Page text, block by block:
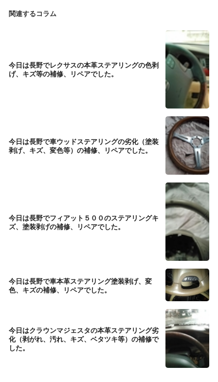
関連するコラム
今日は長野でレクサスの本革ステアリングの色剥
げ、キズ等の補修、リペアでした。
今日は長野で車ウッドステアリングの劣化（塗装
剥げ、キズ、変色等）の補修、リペアでした。
今日は長野でフィアット５００のステアリングキ
ズ、塗装剥げの補修、リペアでした。
今日は長野で車本革ステアリング塗装剥げ、変
色、キズの補修、リペアでした。
今日はクラウンマジェスタの本革ステアリング劣
化（剥がれ、汚れ、キズ、ベタツキ等）の補修で
した。